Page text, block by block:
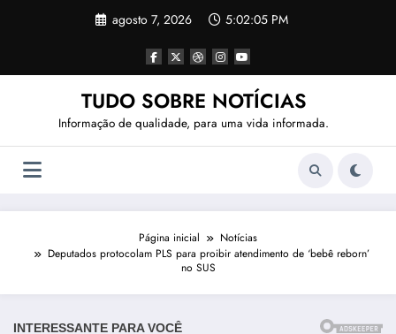
agosto 7, 2026 5:02:08 PM
TUDO SOBRE NOTÍCIAS
Informação de qualidade, para uma vida informada.
Página inicial
Notícias
Deputados protocolam PLS para proibir atendimento de ‘bebê reborn’
no SUS